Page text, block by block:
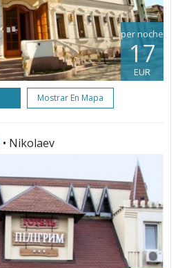
per noche
17
EUR
Mostrar En Mapa
• Nikolaev